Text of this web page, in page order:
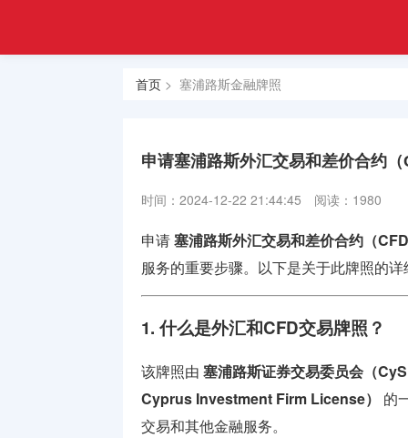
金融
牌照牌照
牌照
合规牌照
银行牌照
资产管理
加密货币
牌照
首页 > 塞浦路斯金融牌照
申请塞浦路斯外汇交易和差价合约
时间：2024-12-22 21:44:45 阅读：1980
申请塞浦路斯外汇交易和差价合约（
服务的重要步骤。以下是关于此牌照的
1. 什么是外汇和CFD交易牌照？
该牌照由 塞浦路斯证券交易委员会（
Cyprus Investment Firm License）
的
交易和其他金融服务。